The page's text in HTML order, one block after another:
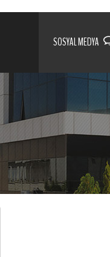
SOSYAL MEDYA